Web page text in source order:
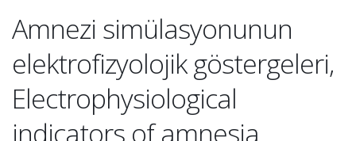
Amnezi simülasyonunun
elektrofizyolojik göstergeleri,
Electrophysiological
indicators of amnesia